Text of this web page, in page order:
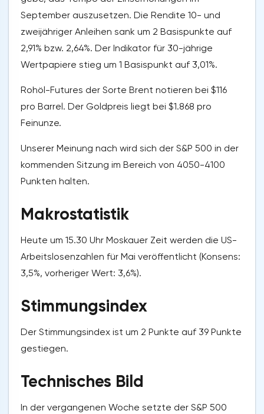
September auszusetzen. Die Rendite 10- und
zweijähriger Anleihen sank um 2 Basispunkte auf
2,91% bzw. 2,64%. Der Indikator für 30-jährige
Wertpapiere stieg um 1 Basispunkt auf 3,01%.
Rohöl-Futures der Sorte Brent notieren bei $116
pro Barrel. Der Goldpreis liegt bei $1.868 pro
Feinunze.
Unserer Meinung nach wird sich der S&P 500 in der
kommenden Sitzung im Bereich von 4050-4100
Punkten halten.
Makrostatistik
Heute um 15.30 Uhr Moskauer Zeit werden die US-
Arbeitslosenzahlen für Mai veröffentlicht (Konsens:
3,5%, vorheriger Wert: 3,6%).
Stimmungsindex
Der Stimmungsindex ist um 2 Punkte auf 39 Punkte
gestiegen.
Technisches Bild
In der vergangenen Woche setzte der S&P 500